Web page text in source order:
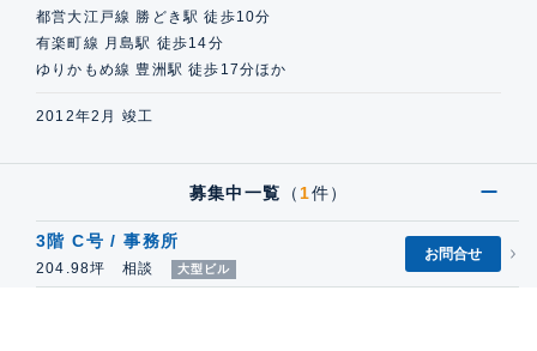
都営大江戸線 勝どき駅 徒歩10分
有楽町線 月島駅 徒歩14分
ゆりかもめ線 豊洲駅 徒歩17分ほか
2012年2月 竣工
募集中一覧 （ 1件）
3階 C号 / 事務所
204.98坪 相談 大型ビル
お問合せ